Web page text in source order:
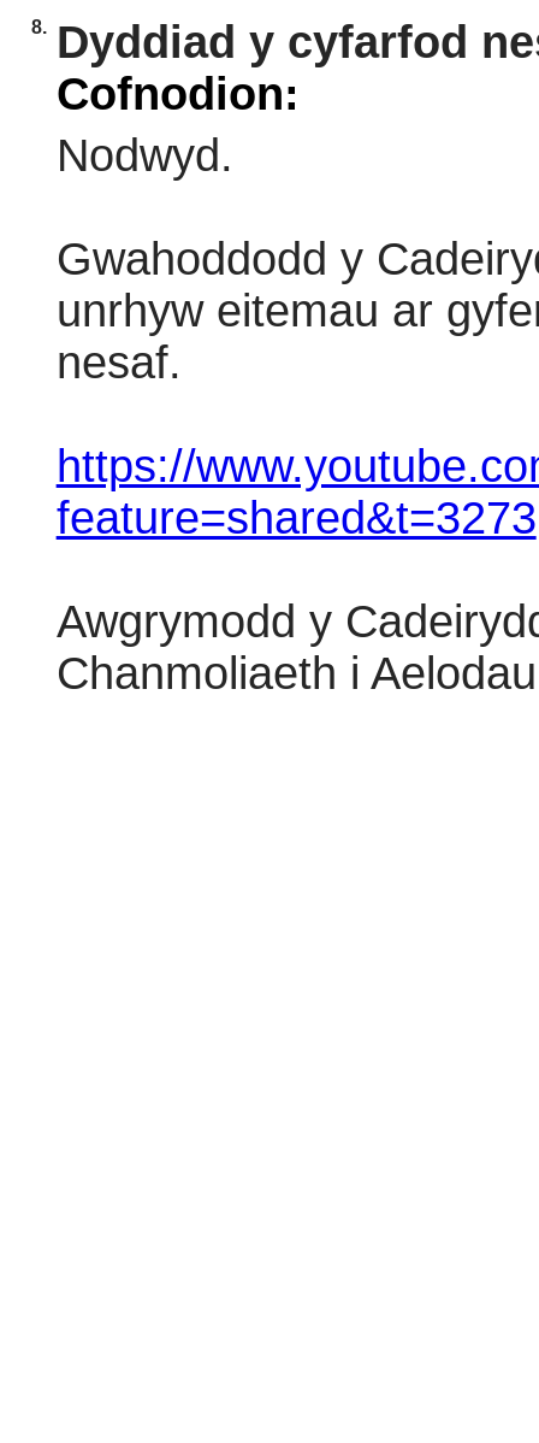
8.
Dyddiad y cyfarfod
Cofnodion:
Nodwyd.
Gwahoddodd y
unrhyw eitemau ar
nesaf.
https://
feature=shared&t=3273
Awgrymodd y
Chanmoliaeth i